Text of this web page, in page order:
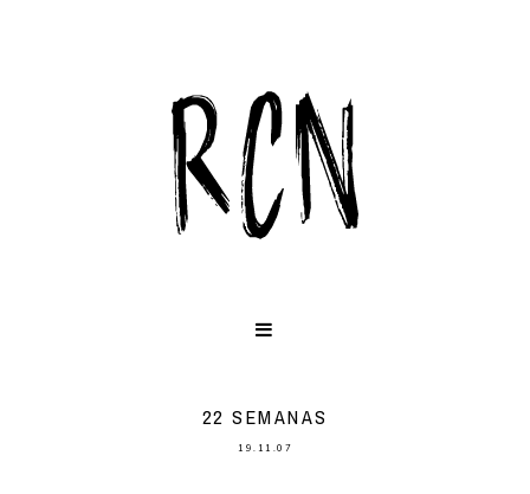
22 SEMANAS
19.11.07